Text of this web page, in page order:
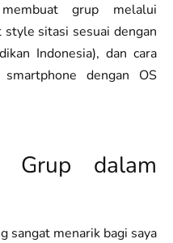
grup melalui
sitasi sesuai dengan
Indonesia), dan cara
dengan OS
Grup dalam
sangat menarik bagi saya